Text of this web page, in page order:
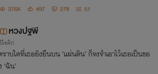
376K 497 278 51
หวงปฐพี
รติก
ราบใดที่เธอยังยืนบน ‘แผ่นดิน’ ก็จงจำเอาไว้เธอเป็นขอ
‘ฉัน’